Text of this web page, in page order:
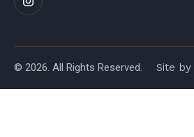
© 2026. All Rights Reserved. Site by